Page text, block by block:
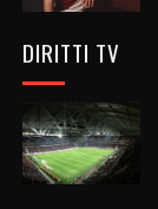
DIRITTI TV